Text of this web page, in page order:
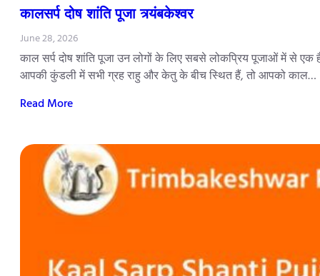
कालसर्प दोष शांति पूजा त्र्यंबकेश्वर
June 28, 2026
काल सर्प दोष शांति पूजा उन लोगों के लिए सबसे लोकप्रिय पूजाओं में से एक
आपकी कुंडली में सभी ग्रह राहु और केतु के बीच स्थित हैं, तो आपको काल…
Read More